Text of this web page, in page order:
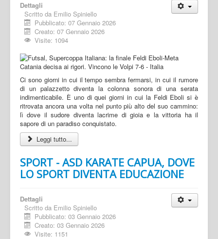
Dettagli
Scritto da Emilio Spiniello
Pubblicato: 07 Gennaio 2026
Creato: 07 Gennaio 2026
Visite: 1094
Ci sono giorni in cui il tempo sembra fermarsi, in cui il rumore
di un palazzetto diventa la colonna sonora di una serata
indimenticabile. È uno di quei giorni in cui la Feldi Eboli si è
ritrovata ancora una volta nel punto più alto del suo cammino:
lì dove il sudore diventa lacrime di gioia e la vittoria ha il
sapore di un paradiso conquistato.
Leggi tutto...
SPORT - ASD KARATE CAPUA, DOVE
LO SPORT DIVENTA EDUCAZIONE
Dettagli
Scritto da Emilio Spiniello
Pubblicato: 03 Gennaio 2026
Creato: 03 Gennaio 2026
Visite: 1151